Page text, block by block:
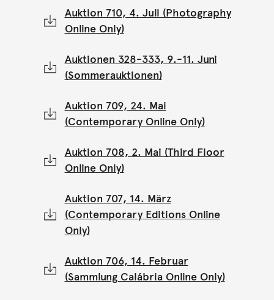
Auktion 710, 4. Juli (Photography
Online Only)
Auktionen 328-333, 9.-11. Juni
(Sommerauktionen)
Auktion 709, 24. Mai
(Contemporary Online Only)
Auktion 708, 2. Mai (Third Floor
Online Only)
Auktion 707, 14. März
(Contemporary Editions Online
Only)
Auktion 706, 14. Februar
(Sammlung Calábria Online Only)